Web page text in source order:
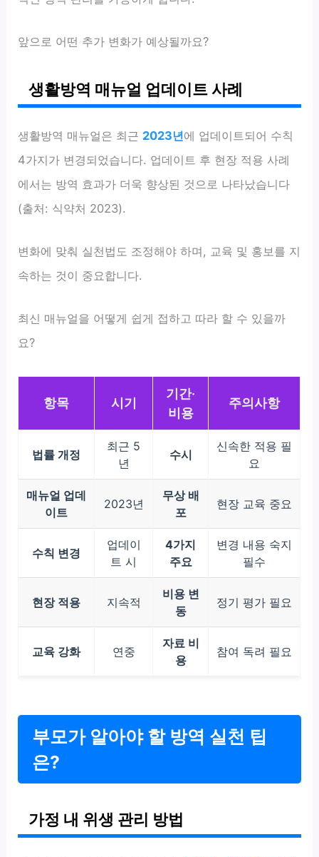
앞으로 어떤 추가 변화가 예상될까요?
생활방역 매뉴얼 업데이트 사례
생활방역 매뉴얼은 최근 2023년에 업데이트되어 수칙
4가지가 변경되었습니다. 업데이트 후 현장 적용 사례
에서는 방역 효과가 더욱 향상된 것으로 나타났습니다
(출처: 식약처 2023).
변화에 맞춰 실천법도 조정해야 하며, 교육 및 홍보를 지
속하는 것이 중요합니다.
최신 매뉴얼을 어떻게 쉽게 접하고 따라 할 수 있을까
요?
항목 시기
기간·
비용
주의사항
법률 개정
최근 5
년
수시
신속한 적용 필
요
매뉴얼 업데
이트
2023년
무상 배
포
현장 교육 중요
수칙 변경
업데이
트 시
4가지
주요
변경 내용 숙지
필수
현장 적용 지속적
비용 변
동
정기 평가 필요
교육 강화 연중
자료 비
용
참여 독려 필요
부모가 알아야 할 방역 실천 팁
은?
가정 내 위생 관리 방법